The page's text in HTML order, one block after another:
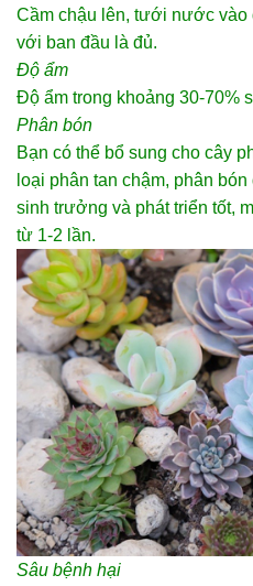
Cầm chậu lên, tưới nước vào
với ban đầu là đủ.
Độ ẩm
Độ ẩm trong khoảng 30-70%
Phân bón
Bạn có thể bổ sung cho cây
loại phân tan chậm, phân
sinh trưởng và phát triển tốt,
từ 1-2 lần.
Sâu bệnh hại